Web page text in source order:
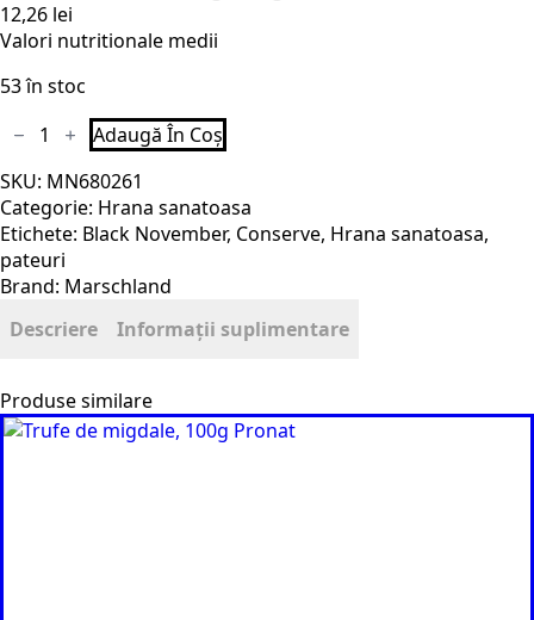
12,26 lei
Valori nutritionale medii
53 în stoc
Cantitate
Felii
bambus
bio
340g
/
175g
Marschland
Naturkost
Adaugă În Coș
SKU: MN680261
Categorie: Hrana sanatoasa
Etichete: Black November, Conserve, Hrana sanatoasa,
pateuri
Brand: Marschland
Descriere
Informații suplimentare
Produse similare